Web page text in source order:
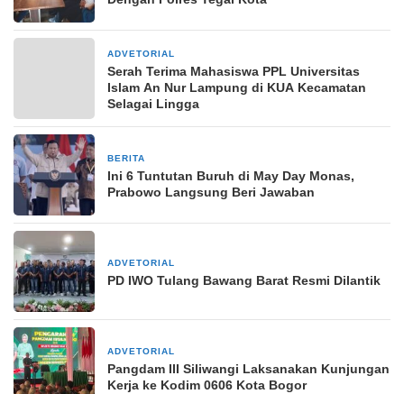
ADVETORIAL
Serah Terima Mahasiswa PPL Universitas
Islam An Nur Lampung di KUA Kecamatan
Selagai Lingga
BERITA
Ini 6 Tuntutan Buruh di May Day Monas,
Prabowo Langsung Beri Jawaban
ADVETORIAL
PD IWO Tulang Bawang Barat Resmi Dilantik
ADVETORIAL
Pangdam III Siliwangi Laksanakan Kunjungan
Kerja ke Kodim 0606 Kota Bogor